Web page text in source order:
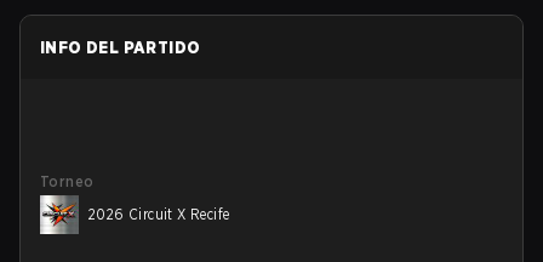
INFO DEL PARTIDO
Torneo
2026 Circuit X Recife